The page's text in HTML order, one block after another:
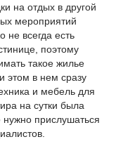
на отдых в другой
мероприятий
не всегда есть
поэтому
такое жилье
этом в нем сразу
и мебель для
на сутки была
прислушаться